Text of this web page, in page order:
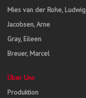
Mies van der Rohe, Ludwig
Jacobsen, Arne
Gray, Eileen
Breuer, Marcel
Über Uns
Produktion